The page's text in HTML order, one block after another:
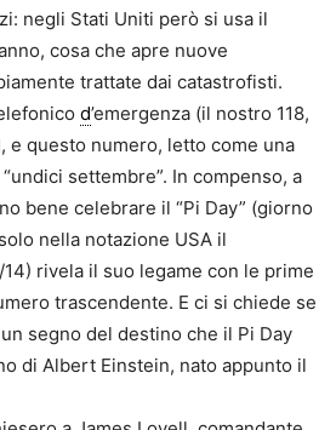
negli Stati Uniti però si usa il
cosa che apre nuove
trattate dai catastrofisti.
d’emergenza (il nostro 118,
e questo numero, letto come una
settembre”. In compenso, a
bene celebrare il “Pi Day” (giorno
nella notazione USA il
rivela il suo legame con le prime
trascendente. E ci si chiede se
segno del destino che il Pi Day
di Albert Einstein, nato appunto il